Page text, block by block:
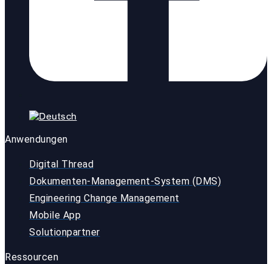
Anwendungen
Digital Thread
Dokumenten-Management-System (DMS)
Engineering Change Management
Mobile App
Solutionpartner
Ressourcen